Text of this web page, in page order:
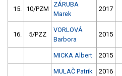
15. 10/PZM
ZÁRUBA
Marek
2017
16. 5/PZZ
VORLOVÁ
Barbora
2015
MICKA Albert 2015
MULAČ Patrik 2016